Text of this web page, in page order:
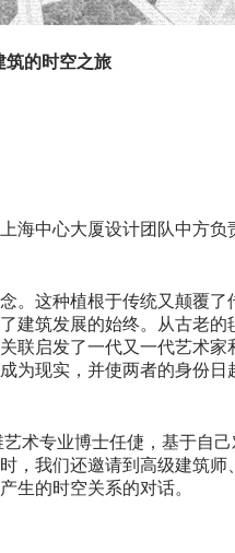
的时空之旅
海中心大厦设计团队中方负
。这种植根于传统又颠覆
建筑发展的始终。从古老
联启发了一代又一代艺术
为现实，并使两者的身份
术专业博士任倢，基于自
，我们还邀请到高级建筑
生的时空关系的对话。